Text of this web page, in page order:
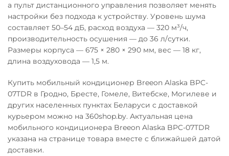
а пульт дистанционного управления позволяет менять
настройки без подхода к устройству. Уровень шума
составляет 50–54 дБ, расход воздуха — 320 м³/ч,
производительность осушения — до 36 л/сутки.
Размеры корпуса — 675 × 280 × 290 мм, вес — 18 кг,
длина воздуховода — 1,5 м.
Купить мобильный кондиционер Breeon Alaska BPC-
07TDR в Гродно, Бресте, Гомеле, Витебске, Могилеве и
других населенных пунктах Беларуси с доставкой
курьером можно на 360shop.by. Актуальная цена
мобильного кондиционера Breeon Alaska BPC-07TDR
указана на странице товара вместе с ближайшей датой
доставки.